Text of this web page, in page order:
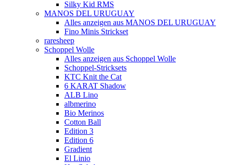
Silky Kid RMS
MANOS DEL URUGUAY
Alles anzeigen aus MANOS DEL URUGUAY
Fino Minis Strickset
raresheep
Schoppel Wolle
Alles anzeigen aus Schoppel Wolle
Schoppel-Stricksets
KTC Knit the Cat
6 KARAT Shadow
ALB Lino
albmerino
Bio Merinos
Cotton Ball
Edition 3
Edition 6
Gradient
El Linio